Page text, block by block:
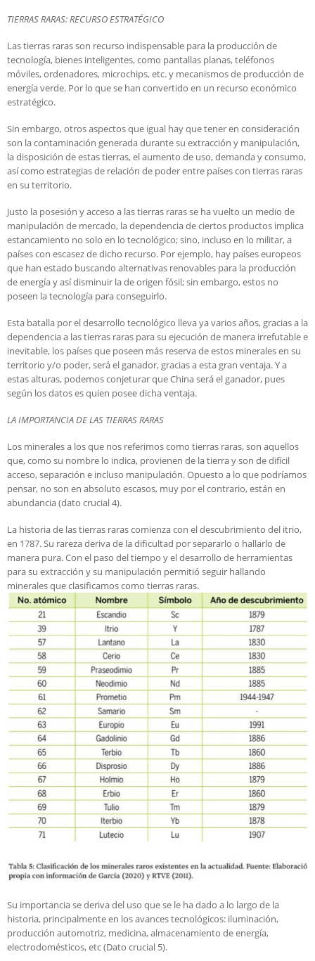
TIERRAS RARAS: RECURSO ESTRATÉGICO
Las tierras raras son recurso indispensable para la producción de
tecnología, bienes inteligentes, como pantallas planas, teléfonos
móviles, ordenadores, microchips, etc. y mecanismos de producción de
energía verde. Por lo que se han convertido en un recurso económico
estratégico.
Sin embargo, otros aspectos que igual hay que tener en consideración
son la contaminación generada durante su extracción y manipulación,
la disposición de estas tierras, el aumento de uso, demanda y consumo,
así como estrategias de relación de poder entre países con tierras raras
en su territorio.
Justo la posesión y acceso a las tierras raras se ha vuelto un medio de
manipulación de mercado, la dependencia de ciertos productos implica
estancamiento no solo en lo tecnológico; sino, incluso en lo militar, a
países con escasez de dicho recurso. Por ejemplo, hay países europeos
que han estado buscando alternativas renovables para la producción
de energía y así disminuir la de origen fósil; sin embargo, estos no
poseen la tecnología para conseguirlo.
Esta batalla por el desarrollo tecnológico lleva ya varios años, gracias a la
dependencia a las tierras raras para su ejecución de manera irrefutable e
inevitable, los países que poseen más reserva de estos minerales en su
territorio y/o poder, será el ganador, gracias a esta gran ventaja. Y a
estas alturas, podemos conjeturar que China será el ganador, pues
según los datos es quien posee dicha ventaja.
LA IMPORTANCIA DE LAS TIERRAS RARAS
Los minerales a los que nos referimos como tierras raras, son aquellos
que, como su nombre lo indica, provienen de la tierra y son de difícil
acceso, separación e incluso manipulación. Opuesto a lo que podríamos
pensar, no son en absoluto escasos, muy por el contrario, están en
abundancia (dato crucial 4).
La historia de las tierras raras comienza con el descubrimiento del itrio,
en 1787. Su rareza deriva de la dificultad por separarlo o hallarlo de
manera pura. Con el paso del tiempo y el desarrollo de herramientas
para su extracción y su manipulación permitió seguir hallando
minerales que clasificamos como tierras raras.
Su importancia se deriva del uso que se le ha dado a lo largo de la
historia, principalmente en los avances tecnológicos: iluminación,
producción automotriz, medicina, almacenamiento de energía,
electrodomésticos, etc (Dato crucial 5).